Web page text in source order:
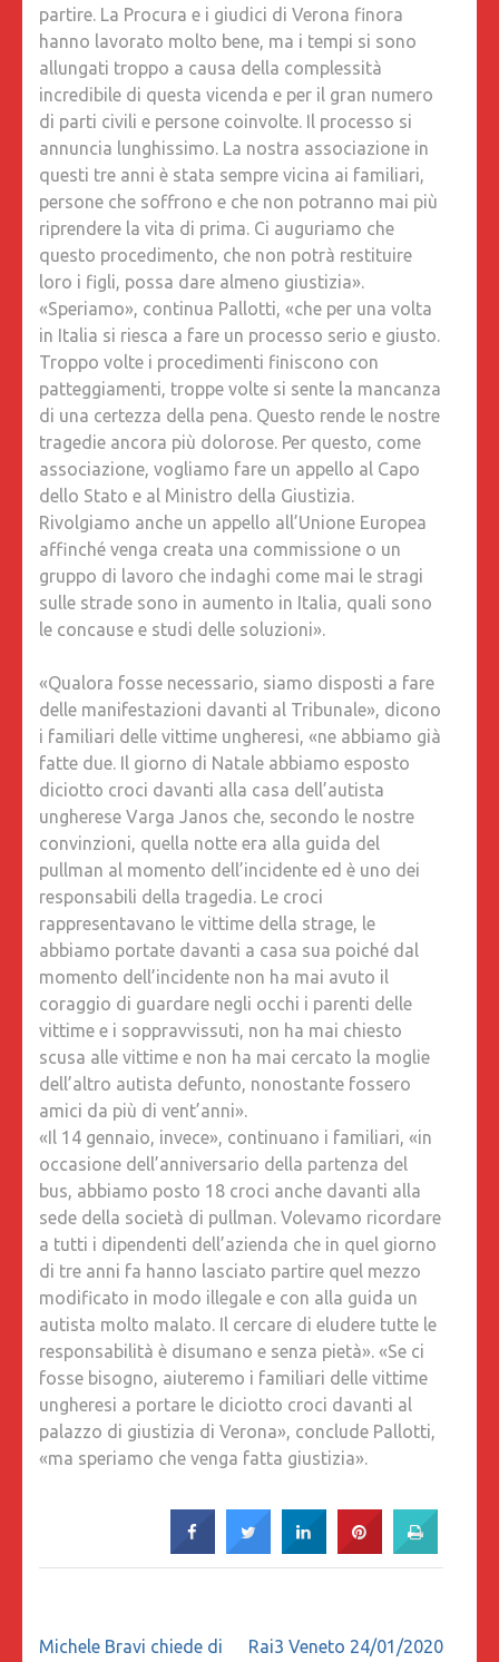
partire. La Procura e i giudici di Verona finora
hanno lavorato molto bene, ma i tempi si sono
allungati troppo a causa della complessità
incredibile di questa vicenda e per il gran numero
di parti civili e persone coinvolte. Il processo si
annuncia lunghissimo. La nostra associazione in
questi tre anni è stata sempre vicina ai familiari,
persone che soffrono e che non potranno mai più
riprendere la vita di prima. Ci auguriamo che
questo procedimento, che non potrà restituire
loro i figli, possa dare almeno giustizia».
«Speriamo», continua Pallotti, «che per una volta
in Italia si riesca a fare un processo serio e giusto.
Troppo volte i procedimenti finiscono con
patteggiamenti, troppe volte si sente la mancanza
di una certezza della pena. Questo rende le nostre
tragedie ancora più dolorose. Per questo, come
associazione, vogliamo fare un appello al Capo
dello Stato e al Ministro della Giustizia.
Rivolgiamo anche un appello all’Unione Europea
affinché venga creata una commissione o un
gruppo di lavoro che indaghi come mai le stragi
sulle strade sono in aumento in Italia, quali sono
le concause e studi delle soluzioni».
«Qualora fosse necessario, siamo disposti a fare
delle manifestazioni davanti al Tribunale», dicono
i familiari delle vittime ungheresi, «ne abbiamo già
fatte due. Il giorno di Natale abbiamo esposto
diciotto croci davanti alla casa dell’autista
ungherese Varga Janos che, secondo le nostre
convinzioni, quella notte era alla guida del
pullman al momento dell’incidente ed è uno dei
responsabili della tragedia. Le croci
rappresentavano le vittime della strage, le
abbiamo portate davanti a casa sua poiché dal
momento dell’incidente non ha mai avuto il
coraggio di guardare negli occhi i parenti delle
vittime e i soppravvissuti, non ha mai chiesto
scusa alle vittime e non ha mai cercato la moglie
dell’altro autista defunto, nonostante fossero
amici da più di vent’anni».
«Il 14 gennaio, invece», continuano i familiari, «in
occasione dell’anniversario della partenza del
bus, abbiamo posto 18 croci anche davanti alla
sede della società di pullman. Volevamo ricordare
a tutti i dipendenti dell’azienda che in quel giorno
di tre anni fa hanno lasciato partire quel mezzo
modificato in modo illegale e con alla guida un
autista molto malato. Il cercare di eludere tutte le
responsabilità è disumano e senza pietà». «Se ci
fosse bisogno, aiuteremo i familiari delle vittime
ungheresi a portare le diciotto croci davanti al
palazzo di giustizia di Verona», conclude Pallotti,
«ma speriamo che venga fatta giustizia».
Navigazione
Michele Bravi chiede di Rai3 Veneto 24/01/2020